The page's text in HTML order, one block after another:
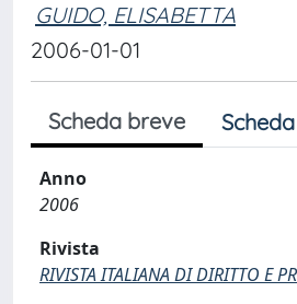
GUIDO, ELISABETTA
2006-01-01
Scheda breve
Anno
2006
Rivista
RIVISTA ITALIANA DI DIRITTO E